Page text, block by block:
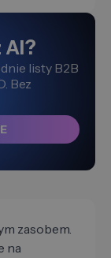
AI?
listy B2B
Bez
zasobem.
na